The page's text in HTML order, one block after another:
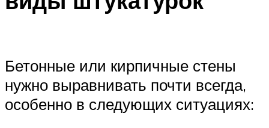
Бетонные или кирпичные стены
нужно выравнивать почти всегда,
особенно в следующих ситуациях: